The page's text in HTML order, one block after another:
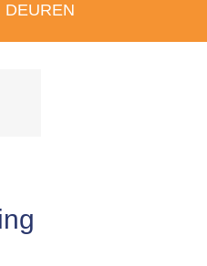
DEUREN